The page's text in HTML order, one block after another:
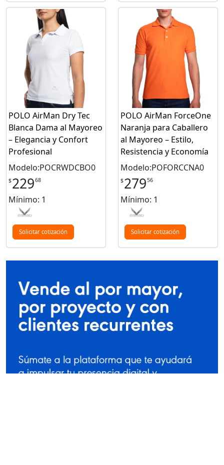
POLO AirMan Dry Tec
Blanca Dama al Mayoreo
– Elegancia y Confort
Profesional
Modelo:POCRWDCBO0
$22968
Mínimo: 1
Solicitar cotización
POLO AirMan ForceOne
Naranja para Caballero
al Mayoreo – Estilo,
Resistencia y Economía
Modelo:POFORCCNA0
$27956
Mínimo: 1
Solicitar cotización